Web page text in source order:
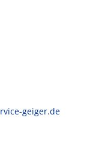
geiger.de